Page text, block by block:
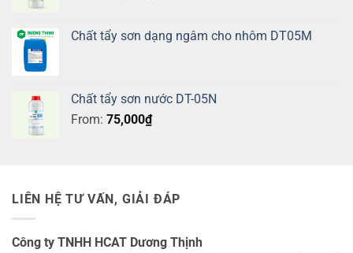
Chất tẩy sơn dạng ngâm cho nhôm DT05M
Chất tẩy sơn nước DT-05N
From: 75,000₫
LIÊN HỆ TƯ VẤN, GIẢI ĐÁP
Công ty TNHH HCAT Dương Thịnh